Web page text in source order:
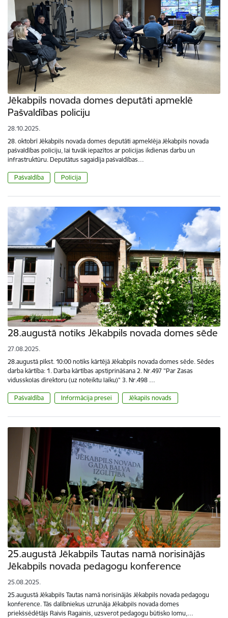
Jēkabpils novada domes deputāti apmeklē
Pašvaldības policiju
28.10.2025.
28. oktobrī Jēkabpils novada domes deputāti apmeklēja Jēkabpils novada
pašvaldības policiju, lai tuvāk iepazītos ar policijas ikdienas darbu un
infrastruktūru. Deputātus sagaidīja pašvaldības…
Pašvaldība Policija
28.augustā notiks Jēkabpils novada domes sēde
27.08.2025.
28.augustā plkst. 10:00 notiks kārtējā Jēkabpils novada domes sēde. Sēdes
darba kārtība: 1. Darba kārtības apstiprināšana 2. Nr.497 "Par Zasas
vidusskolas direktoru (uz noteiktu laiku)" 3. Nr.498 …
Pašvaldība Informācija presei Jēkapils novads
25.augustā Jēkabpils Tautas namā norisinājās
Jēkabpils novada pedagogu konference
25.08.2025.
25.augustā Jēkabpils Tautas namā norisinājās Jēkabpils novada pedagogu
konference. Tās dalībniekus uzrunāja Jēkabpils novada domes
priekšsēdētājs Raivis Ragainis, uzsverot pedagogu būtisko lomu,…